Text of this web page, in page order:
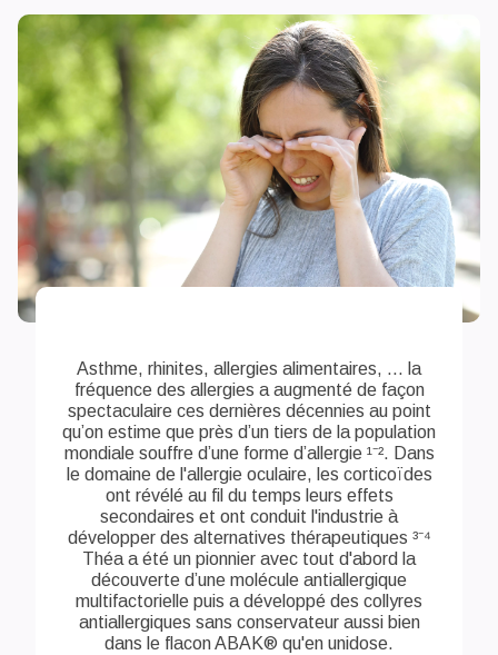
Asthme, rhinites, allergies alimentaires, ... la
fréquence des allergies a augmenté de façon
spectaculaire ces dernières décennies au point
qu’on estime que près d’un tiers de la population
mondiale souffre d’une forme d’allergie ¹⁻². Dans
le domaine de l'allergie oculaire, les corticoïdes
ont révélé au fil du temps leurs effets
secondaires et ont conduit l'industrie à
développer des alternatives thérapeutiques ³⁻⁴
Théa a été un pionnier avec tout d'abord la
découverte d’une molécule antiallergique
multifactorielle puis a développé des collyres
antiallergiques sans conservateur aussi bien
dans le flacon ABAK® qu'en unidose.